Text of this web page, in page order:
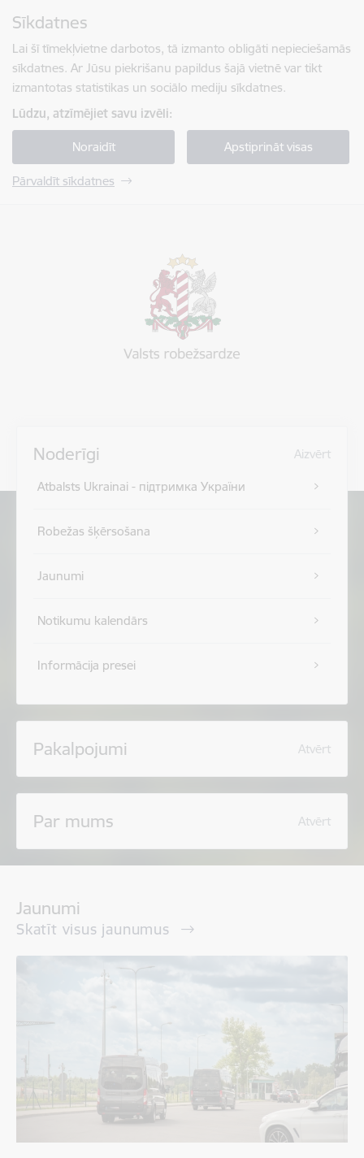
Sīkdatnes
Lai šī tīmekļvietne darbotos, tā izmanto obligāti nepieciešamās
sīkdatnes. Ar Jūsu piekrišanu papildus šajā vietnē var tikt
izmantotas statistikas un sociālo mediju sīkdatnes.
Lūdzu, atzīmējiet savu izvēli:
Noraidīt Apstiprināt visas
Pārvaldīt sīkdatnes
Noderīgi Aizvērt
Atbalsts Ukrainai - підтримка України
Robežas šķērsošana
Jaunumi
Notikumu kalendārs
Informācija presei
Pakalpojumi Atvērt
Par mums Atvērt
Jaunumi
Skatīt visus jaunumus